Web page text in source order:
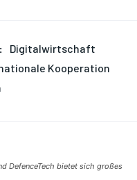
Digitalwirtschaft
Kooperation
DefenceTech bietet sich großes